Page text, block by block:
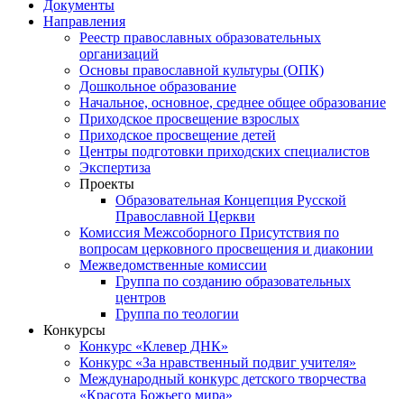
Документы
Направления
Реестр православных образовательных
организаций
Основы православной культуры (ОПК)
Дошкольное образование
Начальное, основное, среднее общее образование
Приходское просвещение взрослых
Приходское просвещение детей
Центры подготовки приходских специалистов
Экспертиза
Проекты
Образовательная Концепция Русской
Православной Церкви
Комиссия Межсоборного Присутствия по
вопросам церковного просвещения и диаконии
Межведомственные комиссии
Группа по созданию образовательных
центров
Группа по теологии
Конкурсы
Конкурс «Клевер ДНК»
Конкурс «За нравственный подвиг учителя»
Международный конкурс детского творчества
«Красота Божьего мира»